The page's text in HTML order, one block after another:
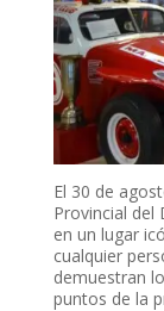
El 30 de
Provincial
en un lugar
cualquier
demuestran
puntos de la